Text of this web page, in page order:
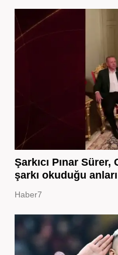
Şarkıcı Pınar
şarkı okuduğu
Haber7